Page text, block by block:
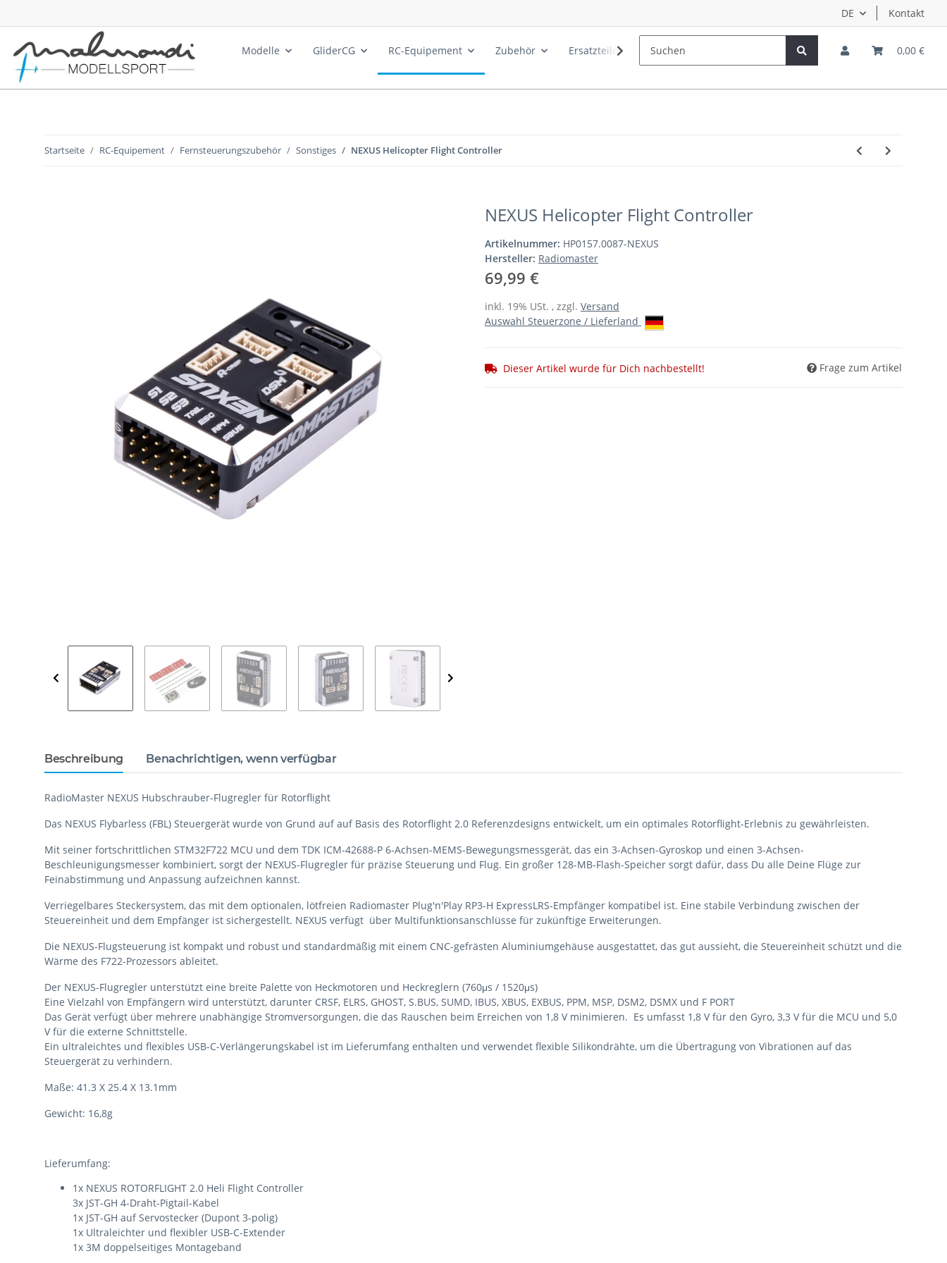
DE Kontakt
0,00 €
Modelle GliderCG RC-Equipement Zubehör Ersatzteile Hersteller
Startseite RC-Equipement Fernsteuerungszubehör Sonstiges NEXUS Helicopter Flight Controller
NEXUS Helicopter Flight Controller
Artikelnummer: HP0157.0087-NEXUS
Hersteller: Radiomaster
69,99 €
inkl. 19% USt. , zzgl. Versand
Auswahl Steuerzone / Lieferland
Dieser Artikel wurde für Dich nachbestellt! Frage zum Artikel
Beschreibung Benachrichtigen, wenn verfügbar
RadioMaster NEXUS Hubschrauber-Flugregler für Rotorflight
Das NEXUS Flybarless (FBL) Steuergerät wurde von Grund auf auf Basis des Rotorflight 2.0 Referenzdesigns entwickelt, um ein optimales Rotorflight-Erlebnis zu gewährleisten.
Mit seiner fortschrittlichen STM32F722 MCU und dem TDK ICM-42688-P 6-Achsen-MEMS-Bewegungsmessgerät, das ein 3-Achsen-Gyroskop und einen 3-Achsen-
Beschleunigungsmesser kombiniert, sorgt der NEXUS-Flugregler für präzise Steuerung und Flug. Ein großer 128-MB-Flash-Speicher sorgt dafür, dass Du alle Deine Flüge zur
Feinabstimmung und Anpassung aufzeichnen kannst.
Verriegelbares Steckersystem, das mit dem optionalen, lötfreien Radiomaster Plug'n'Play RP3-H ExpressLRS-Empfänger kompatibel ist. Eine stabile Verbindung zwischen der
Steuereinheit und dem Empfänger ist sichergestellt. NEXUS verfügt über Multifunktionsanschlüsse für zukünftige Erweiterungen.
Die NEXUS-Flugsteuerung ist kompakt und robust und standardmäßig mit einem CNC-gefrästen Aluminiumgehäuse ausgestattet, das gut aussieht, die Steuereinheit schützt und die
Wärme des F722-Prozessors ableitet.
Der NEXUS-Flugregler unterstützt eine breite Palette von Heckmotoren und Heckreglern (760μs / 1520μs)
Eine Vielzahl von Empfängern wird unterstützt, darunter CRSF, ELRS, GHOST, S.BUS, SUMD, IBUS, XBUS, EXBUS, PPM, MSP, DSM2, DSMX und F PORT
Das Gerät verfügt über mehrere unabhängige Stromversorgungen, die das Rauschen beim Erreichen von 1,8 V minimieren. Es umfasst 1,8 V für den Gyro, 3,3 V für die MCU und 5,0
V für die externe Schnittstelle.
Ein ultraleichtes und flexibles USB-C-Verlängerungskabel ist im Lieferumfang enthalten und verwendet flexible Silikondrähte, um die Übertragung von Vibrationen auf das
Steuergerät zu verhindern.
Maße: 41.3 X 25.4 X 13.1mm
Gewicht: 16,8g
Lieferumfang:
1x NEXUS ROTORFLIGHT 2.0 Heli Flight Controller
3x JST-GH 4-Draht-Pigtail-Kabel
1x JST-GH auf Servostecker (Dupont 3-polig)
1x Ultraleichter und flexibler USB-C-Extender
1x 3M doppelseitiges Montageband